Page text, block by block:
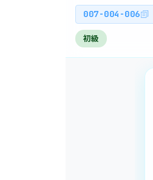
007-004-006
初級